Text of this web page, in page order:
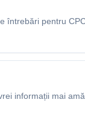
întrebări pentru
informații mai